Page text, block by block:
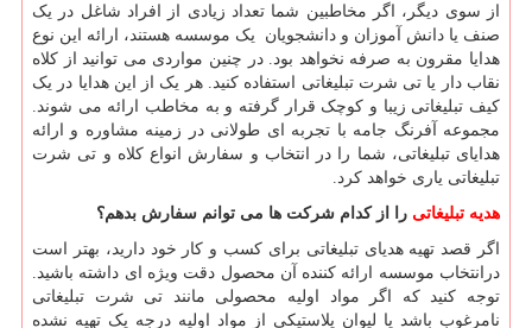
از سوی دیگر، اگر مخاطبین شما تعداد زیادی از افراد شاغل در یک
صنف یا دانش آموزان و دانشجویان یک موسسه هستند، ارائه این نوع
هدایا مقرون به صرفه نخواهد بود. در چنین مواردی می توانید از کلاه
نقاب دار یا تی شرت تبلیغاتی استفاده کنید. هر یک از این هدایا در یک
کیف تبلیغاتی زیبا و کوچک قرار گرفته و به مخاطب ارائه می شوند.
مجموعه آفرنگ جامه با تجربه ای طولانی در زمینه مشاوره و ارائه
هدایای تبلیغاتی، شما را در انتخاب و سفارش انواع کلاه و تی شرت
تبلیغاتی یاری خواهد کرد.
هدیه تبلیغاتی را از کدام شرکت ها می توانم سفارش بدهم؟
اگر قصد تهیه هدیای تبلیغاتی برای کسب و کار خود دارید، بهتر است
درانتخاب موسسه ارائه کننده آن محصول دقت ویژه ای داشته باشید.
توجه کنید که اگر مواد اولیه محصولی مانند تی شرت تبلیغاتی
نامرغوب باشد یا لیوان پلاستیکی از مواد اولیه درجه یک تهیه نشده